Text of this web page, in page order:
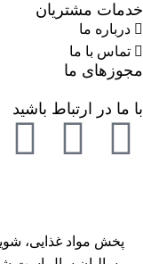
خدمات مشتریان
درباره ما
تماس با ما
مجوزهای ما
با ما در ارتباط باشید
پخش مواد غذایی،